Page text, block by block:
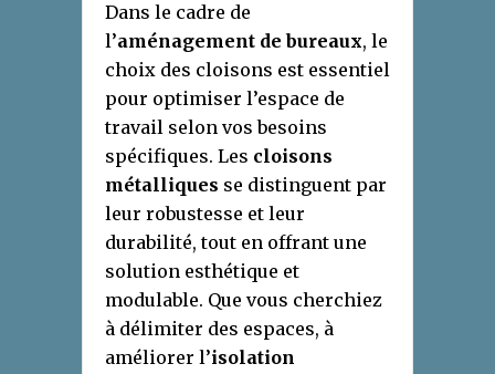
Dans le cadre de
l’aménagement de bureaux, le
choix des cloisons est essentiel
pour optimiser l’espace de
travail selon vos besoins
spécifiques. Les cloisons
métalliques se distinguent par
leur robustesse et leur
durabilité, tout en offrant une
solution esthétique et
modulable. Que vous cherchiez
à délimiter des espaces, à
améliorer l’isolation